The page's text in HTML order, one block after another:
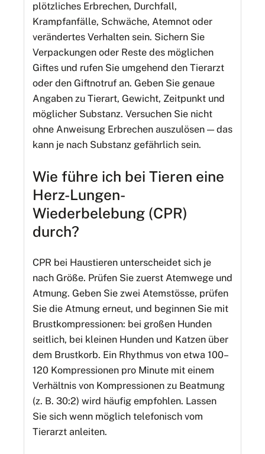
plötzliches Erbrechen, Durchfall,
Krampfanfälle, Schwäche, Atemnot oder
verändertes Verhalten sein. Sichern Sie
Verpackungen oder Reste des möglichen
Giftes und rufen Sie umgehend den Tierarzt
oder den Giftnotruf an. Geben Sie genaue
Angaben zu Tierart, Gewicht, Zeitpunkt und
möglicher Substanz. Versuchen Sie nicht
ohne Anweisung Erbrechen auszulösen — das
kann je nach Substanz gefährlich sein.
Wie führe ich bei Tieren eine
Herz-Lungen-
Wiederbelebung (CPR)
durch?
CPR bei Haustieren unterscheidet sich je
nach Größe. Prüfen Sie zuerst Atemwege und
Atmung. Geben Sie zwei Atemstösse, prüfen
Sie die Atmung erneut, und beginnen Sie mit
Brustkompressionen: bei großen Hunden
seitlich, bei kleinen Hunden und Katzen über
dem Brustkorb. Ein Rhythmus von etwa 100–
120 Kompressionen pro Minute mit einem
Verhältnis von Kompressionen zu Beatmung
(z. B. 30:2) wird häufig empfohlen. Lassen
Sie sich wenn möglich telefonisch vom
Tierarzt anleiten.